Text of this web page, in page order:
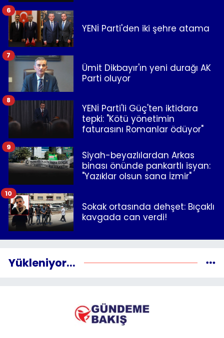
YENİ Parti'den iki şehre atama
6
Ümit Dikbayır'ın yeni durağı AK
Parti oluyor
7
YENİ Parti'li Güç'ten iktidara
tepki: "Kötü yönetimin
faturasını Romanlar ödüyor"
8
Siyah-beyazlılardan Arkas
binası önünde pankartlı isyan:
"Yazıklar olsun sana İzmir"
9
Sokak ortasında dehşet: Bıçaklı
kavgada can verdi!
10
Yükleniyor...